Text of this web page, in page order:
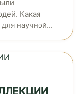
Какая
научной...